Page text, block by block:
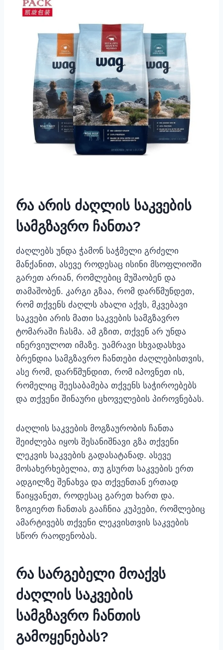
რა არის ძაღლის საკვების
სამგზავრო ჩანთა?
ძაღლებს უნდა ჭამონ საჭმელი გრძელი
მანქანით, ასევე როდესაც ისინი მსოფლიოში
გარეთ არიან, რომლებიც მუშაობენ და
თამაშობენ. კარგი გზაა, რომ დარწმუნდეთ,
რომ თქვენს ძაღლს ახალი აქვს, მკვებავი
საკვები არის მათი საკვების სამგზავრო
ტომარაში ჩასმა. ამ გზით, თქვენ არ უნდა
ინერვიულოთ იმაზე. უამრავი სხვადასხვა
ბრენდია სამგზავრო ჩანთები ძაღლებისთვის,
ასე რომ, დარწმუნდით, რომ იპოვნეთ ის,
რომელიც შეესაბამება თქვენს საჭიროებებს
და თქვენი შინაური ცხოველების პიროვნებას.
ძაღლის საკვების მოგზაურობის ჩანთა
შეიძლება იყოს შესანიშნავი გზა თქვენი
ლეკვის საკვების გადასატანად. ასევე
მოსახერხებელია, თუ გსურთ საკვების ერთ
ადგილზე შენახვა და თქვენთან ერთად
წაიყვანეთ, როდესაც გარეთ ხართ და.
ზოგიერთ ჩანთას გააჩნია კუპეები, რომლებიც
ამარტივებს თქვენი ლეკვისთვის საკვების
სწორ რაოდენობას.
რა სარგებელი მოაქვს
ძაღლის საკვების
სამგზავრო ჩანთის
გამოყენებას?